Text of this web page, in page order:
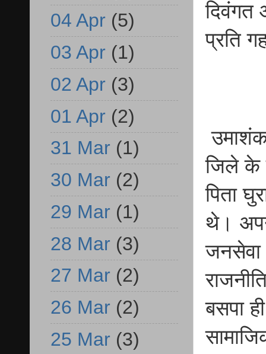
दिवंगत
प्रति
जिले के
पिता
थे।
जनसेवा
बसपा
04 Apr (5)
03 Apr (1)
02 Apr (3)
01 Apr (2)
31 Mar (1)
30 Mar (2)
29 Mar (1)
28 Mar (3)
27 Mar (2)
26 Mar (2)
25 Mar (3)